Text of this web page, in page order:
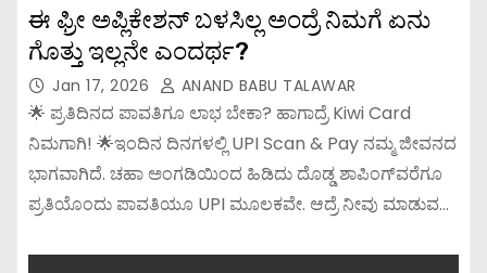
ಈ ಫ್ರೀ ಅಪ್ಲಿಕೇಶನ್ ಬಳಸಿಲ್ಲ ಅಂದ್ರೆ ನಿಮಗೆ ಏನು
ಗೊತ್ತು ಇಲ್ಲನೇ ಎಂದರ್ಥ?
Jan 17, 2026 ANAND BABU TALAWAR
🌟 ಪ್ರತಿದಿನದ ಪಾವತಿಗೂ ಲಾಭ ಬೇಕಾ? ಹಾಗಾದ್ರೆ Kiwi Card
ನಿಮಗಾಗಿ! 🌟ಇಂದಿನ ದಿನಗಳಲ್ಲಿ UPI Scan & Pay ನಮ್ಮ ಜೀವನದ
ಭಾಗವಾಗಿದೆ. ಚಹಾ ಅಂಗಡಿಯಿಂದ ಹಿಡಿದು ದೊಡ್ಡ ಶಾಪಿಂಗ್‌ವರೆಗೂ
ಪ್ರತಿಯೊಂದು ಪಾವತಿಯೂ UPI ಮೂಲಕವೇ. ಆದ್ರೆ ನೀವು ಮಾಡುವ…